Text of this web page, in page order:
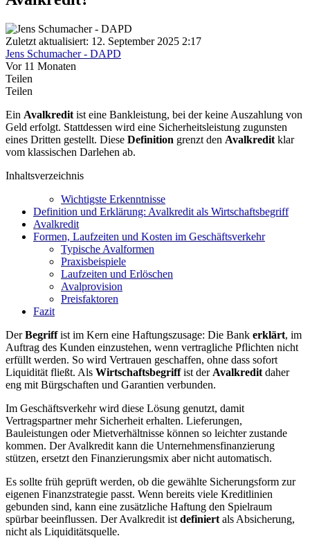
Zuletzt aktualisiert: 12. September 2025 2:17
Jens Schumacher - DAPD
Vor 11 Monaten
Teilen
Teilen
Ein Avalkredit ist eine Bankleistung, bei der keine Auszahlung von
Geld erfolgt. Stattdessen wird eine Sicherheitsleistung zugunsten
eines Dritten gestellt. Diese Definition grenzt den Avalkredit klar
vom klassischen Darlehen ab.
Inhaltsverzeichnis
Wichtigste Erkenntnisse
Definition und Erklärung: Avalkredit als Wirtschaftsbegriff
Avalkredit
Formen, Laufzeiten und Kosten im Geschäftsverkehr
Typische Avalformen
Praxisbeispiele
Laufzeiten und Erlöschen
Avalprovision
Preisfaktoren
Fazit
DerBegriffist im Kern eine Haftungszusage: Die Bank erklärt, im
Auftrag des Kunden einzustehen, wenn vertragliche Pflichten nicht
erfüllt werden. So wird Vertrauen geschaffen, ohne dass sofort
Liquidität fließt. Als Wirtschaftsbegriffist der Avalkredit daher
eng mit Bürgschaften und Garantien verbunden.
Im Geschäftsverkehr wird diese Lösung genutzt, damit
Vertragspartner mehr Sicherheit erhalten. Lieferungen,
Bauleistungen oder Mietverhältnisse können so leichter zustande
kommen. Der Avalkredit kann die Unternehmensfinanzierung
stützen, ersetzt den Finanzierungsmix aber nicht automatisch.
Es sollte früh geprüft werden, ob die gewählte Sicherungsform zur
eigenen Finanzstrategie passt. Wenn bereits viele Kreditlinien
gebunden sind, kann eine zusätzliche Haftung den Spielraum
spürbar beeinflussen. Der Avalkredit ist definiert als Absicherung,
nicht als Liquiditätsquelle.